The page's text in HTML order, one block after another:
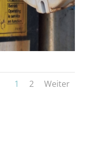
1 2 Weiter